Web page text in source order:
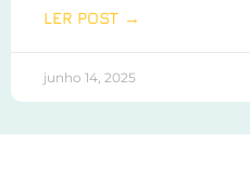
LER POST →
junho 14, 2025